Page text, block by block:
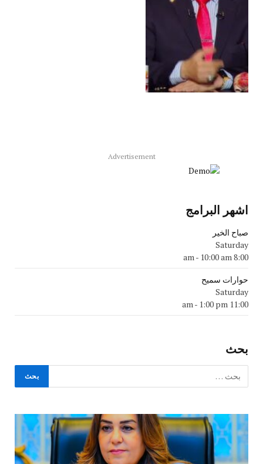
Advertisement
اشهر البرامج
صباح الخير
Saturday
8:00 am
- 10:00 am
حوارات سميح
Saturday
11:00 am
- 1:00 pm
بحث